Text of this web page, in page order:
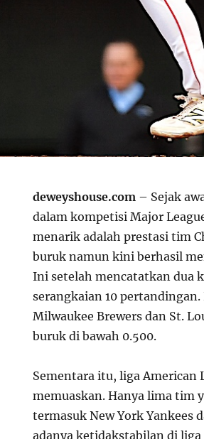
deweyshouse.com – Sejak
dalam kompetisi Major
menarik adalah prestasi tim
buruk namun kini berhasil
Ini setelah mencatatkan dua
serangkaian 10
Milwaukee Brewers dan St.
buruk di bawah 0.500.
Sementara itu, liga American
memuaskan. Hanya lima tim
termasuk New York Yankees
adanya ketidakstabilan di